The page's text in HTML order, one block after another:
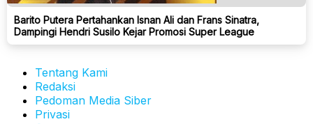
Barito Putera Pertahankan Isnan Ali dan Frans Sinatra,
Dampingi Hendri Susilo Kejar Promosi Super League
Tentang Kami
Redaksi
Pedoman Media Siber
Privasi